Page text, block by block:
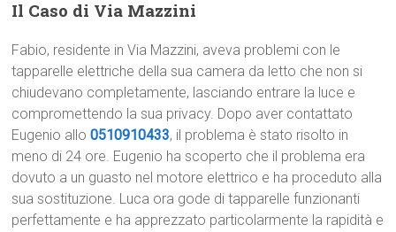
Il Caso di Via Mazzini
Fabio, residente in Via Mazzini, aveva problemi con le
tapparelle elettriche della sua camera da letto che non si
chiudevano completamente, lasciando entrare la luce e
compromettendo la sua privacy. Dopo aver contattato
Eugenio allo0510910433, il problema è stato risolto in
meno di 24 ore. Eugenio ha scoperto che il problema era
dovuto a un guasto nel motore elettrico e ha proceduto alla
sua sostituzione. Luca ora gode di tapparelle funzionanti
perfettamente e ha apprezzato particolarmente la rapidità e